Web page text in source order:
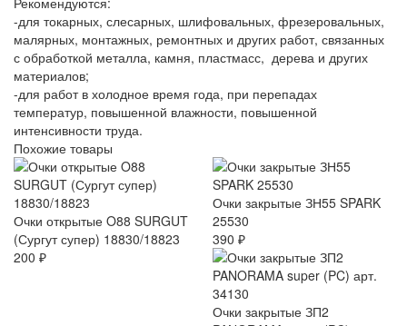
-для токарных, слесарных, шлифовальных, фрезеровальных,
малярных, монтажных, ремонтных и других работ, связанных
с обработкой металла, камня, пластмасс, дерева и других
материалов;
-для работ в холодное время года, при перепадах
температур, повышенной влажности, повышенной
интенсивности труда.
Похожие товары
Очки открытые O88 SURGUT
(Сургут супер) 18830/18823
200 ₽
Очки закрытые ЗН55 SPARK
25530
390 ₽
Очки закрытые ЗП2